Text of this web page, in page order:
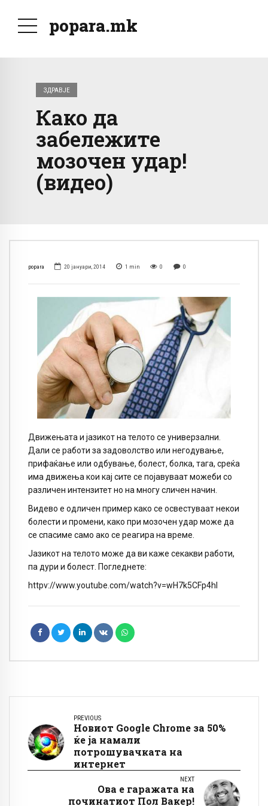
popara.mk
ЗДРАВЈЕ
Како да
забележите
мозочен удар!
(видео)
popara 20 јануари, 2014 1 min 0 0
Движењата и јазикот на телото се универзални.
Дали се работи за задоволство или негодување,
прифаќање или одбување, болест, болка, тага, среќа
има движења кои кај сите се појавуваат можеби со
различен интензитет но на многу сличен начин.
Видево е одличен пример како се освестуваат некои
болести и промени, како при мозочен удар може да
се спасиме само ако се реагира на време.
Јазикот на телото може да ви каже секакви работи,
па дури и болест. Погледнете:
httpv://www.youtube.com/watch?v=wH7k5CFp4hI
PREVIOUS
Новиот Google Chrome за 50%
ќе ја намали
потрошувачката на
интернет
NEXT
Ова е гаражата на
починатиот Пол Вакер!